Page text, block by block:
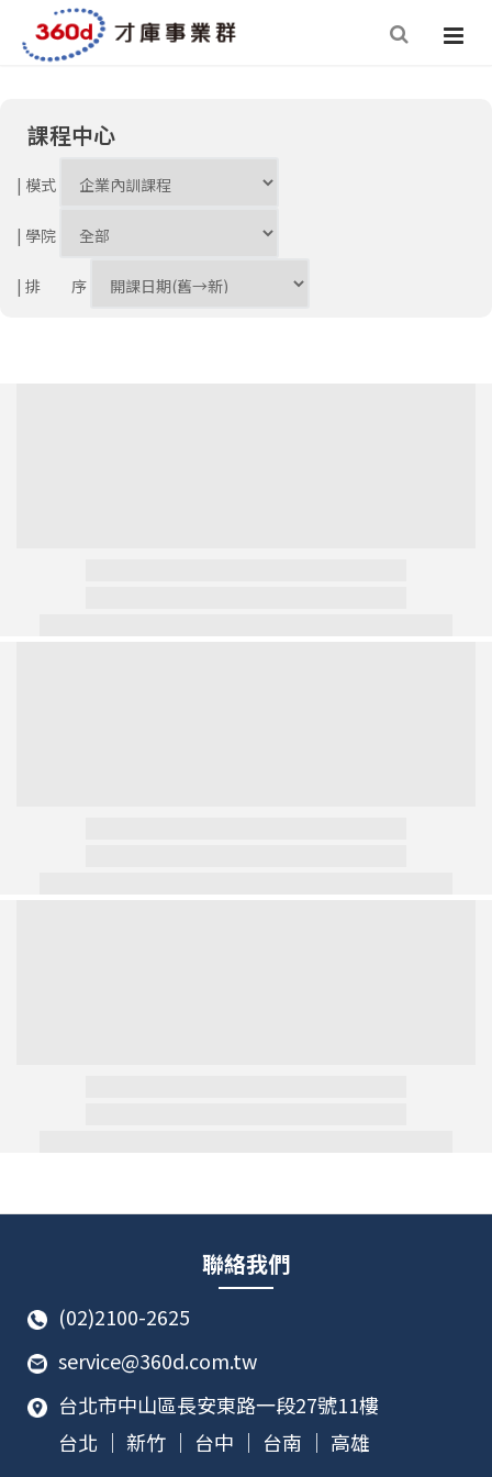
課程中心
| 模式
| 學院
| 排 序
聯絡我們
(02)2100-2625
service@360d.com.tw
台北市中山區長安東路一段27號11樓
台北 ｜ 新竹 ｜ 台中 ｜ 台南 ｜ 高雄